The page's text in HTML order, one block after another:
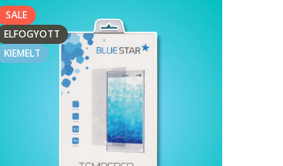
SALE
ELFOGYOTT
KIEMELT